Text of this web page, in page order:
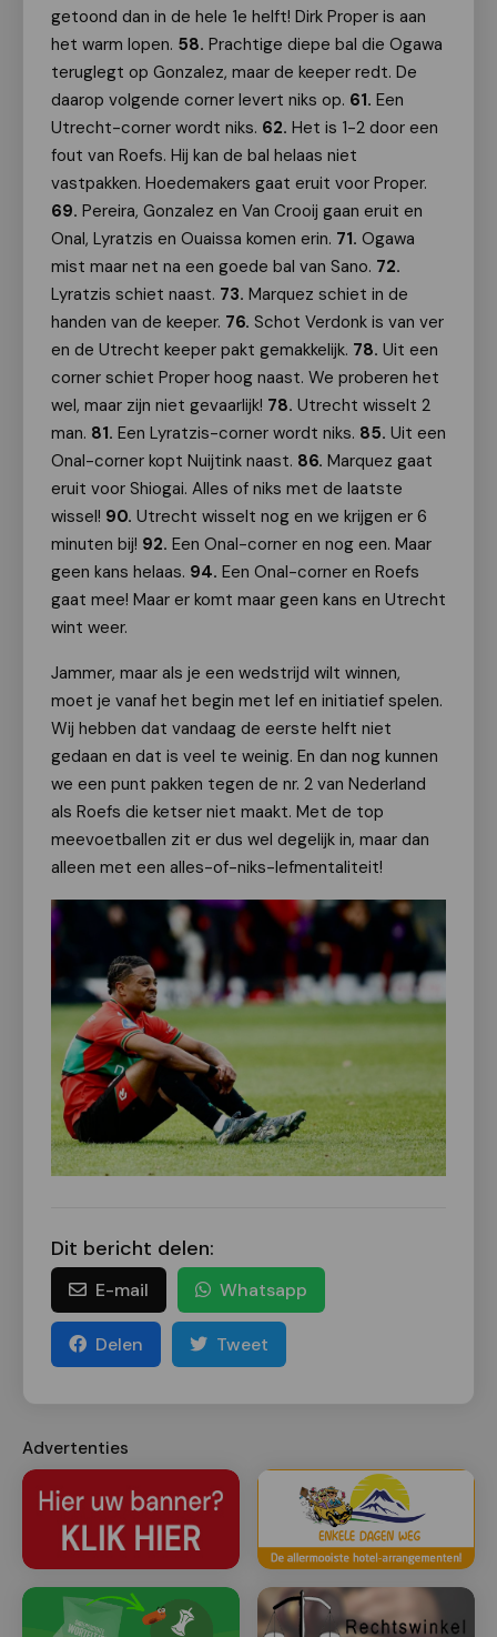
getoond dan in de hele 1e helft! Dirk Proper is aan
het warm lopen. 58. Prachtige diepe bal die Ogawa
teruglegt op Gonzalez, maar de keeper redt. De
daarop volgende corner levert niks op. 61. Een
Utrecht-corner wordt niks. 62. Het is 1-2 door een
fout van Roefs. Hij kan de bal helaas niet
vastpakken. Hoedemakers gaat eruit voor Proper.
69. Pereira, Gonzalez en Van Crooij gaan eruit en
Onal, Lyratzis en Ouaissa komen erin. 71. Ogawa
mist maar net na een goede bal van Sano. 72.
Lyratzis schiet naast. 73. Marquez schiet in de
handen van de keeper. 76. Schot Verdonk is van ver
en de Utrecht keeper pakt gemakkelijk. 78. Uit een
corner schiet Proper hoog naast. We proberen het
wel, maar zijn niet gevaarlijk! 78. Utrecht wisselt 2
man. 81. Een Lyratzis-corner wordt niks. 85. Uit een
Onal-corner kopt Nuijtink naast. 86. Marquez gaat
eruit voor Shiogai. Alles of niks met de laatste
wissel! 90. Utrecht wisselt nog en we krijgen er 6
minuten bij! 92. Een Onal-corner en nog een. Maar
geen kans helaas. 94. Een Onal-corner en Roefs
gaat mee! Maar er komt maar geen kans en Utrecht
wint weer.
Jammer, maar als je een wedstrijd wilt winnen,
moet je vanaf het begin met lef en initiatief spelen.
Wij hebben dat vandaag de eerste helft niet
gedaan en dat is veel te weinig. En dan nog kunnen
we een punt pakken tegen de nr. 2 van Nederland
als Roefs die ketser niet maakt. Met de top
meevoetballen zit er dus wel degelijk in, maar dan
alleen met een alles-of-niks-lefmentaliteit!
Dit bericht delen:
E-mail Whatsapp
Delen Tweet
Advertenties